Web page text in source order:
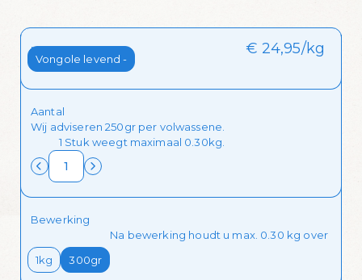
Kies je stuk € 24,95/kg
Vongole levend -
Aantal
Wij adviseren 250gr per volwassene.
1 Stuk weegt maximaal 0.30kg.
Bewerking
Na bewerking houdt u max. 0.30 kg over
1kg
300gr
Schrijf je in voor onze nieuwsbrief en krijg
dagelijks een handige lijst met de
aanbiedingen van de dag in je mailbox
Ik wil de mailing ontvangen!